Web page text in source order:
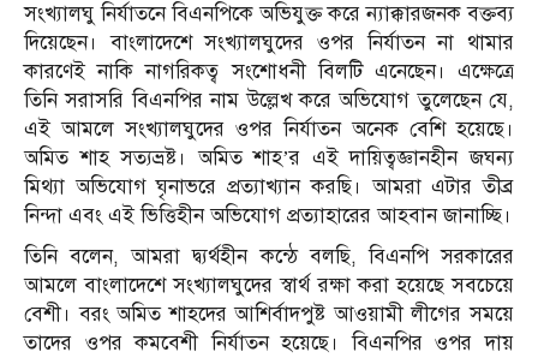
সংখ্যালঘু নির্যাতনে বিএনপিকে অভিযুক্ত করে ন্যাক্কারজনক বক্তব্য
দিয়েছেন। বাংলাদেশে সংখ্যালঘুদের ওপর নির্যাতন না থামার
কারণেই নাকি নাগরিকত্ব সংশোধনী বিলটি এনেছেন। এক্ষেত্রে
তিনি সরাসরি বিএনপির নাম উল্লেখ করে অভিযোগ তুলেছেন যে,
এই আমলে সংখ্যালঘুদের ওপর নির্যাতন অনেক বেশি হয়েছে।
অমিত শাহ সত্যভ্রষ্ট। অমিত শাহ’র এই দায়িত্বজ্ঞানহীন জঘন্য
মিথ্যা অভিযোগ ঘৃনাভরে প্রত্যাখ্যান করছি। আমরা এটার তীব্র
নিন্দা এবং এই ভিত্তিহীন অভিযোগ প্রত্যাহারের আহবান জানাচ্ছি।
তিনি বলেন, আমরা দ্ব্যর্থহীন কন্ঠে বলছি, বিএনপি সরকারের
আমলে বাংলাদেশে সংখ্যালঘুদের স্বার্থ রক্ষা করা হয়েছে সবচেয়ে
বেশী। বরং অমিত শাহদের আশির্বাদপুষ্ট আওয়ামী লীগের সময়ে
তাদের ওপর কমবেশী নির্যাতন হয়েছে। বিএনপির ওপর দায়